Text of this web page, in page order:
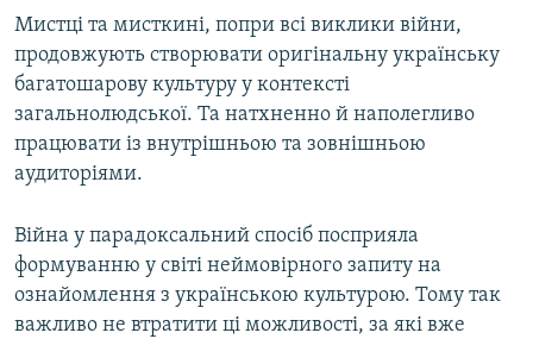
Мистці та мисткині, попри всі виклики війни,
продовжують створювати оригінальну українську
багатошарову культуру у контексті
загальнолюдської. Та натхненно й наполегливо
працювати із внутрішньою та зовнішньою
аудиторіями.
Війна у парадоксальний спосіб посприяла
формуванню у світі неймовірного запиту на
ознайомлення з українською культурою. Тому так
важливо не втратити ці можливості, за які вже